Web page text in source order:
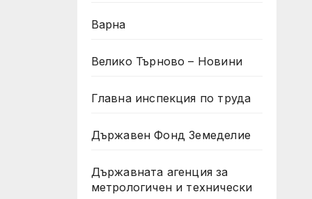
Варна
Велико Търново – Новини
Главна инспекция по труда
Държавен Фонд Земеделие
Държавната агенция за
метрологичен и технически